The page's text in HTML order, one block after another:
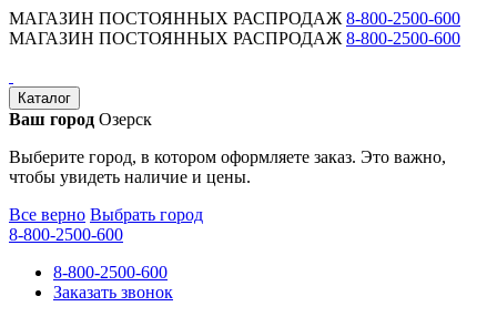
МАГАЗИН ПОСТОЯННЫХ РАСПРОДАЖ 8-800-2500-600
МАГАЗИН ПОСТОЯННЫХ РАСПРОДАЖ 8-800-2500-600
Каталог
Ваш город Озерск
Выберите город, в котором оформляете заказ. Это важно,
чтобы увидеть наличие и цены.
Все верно Выбрать город
8-800-2500-600
8-800-2500-600
Заказать звонок